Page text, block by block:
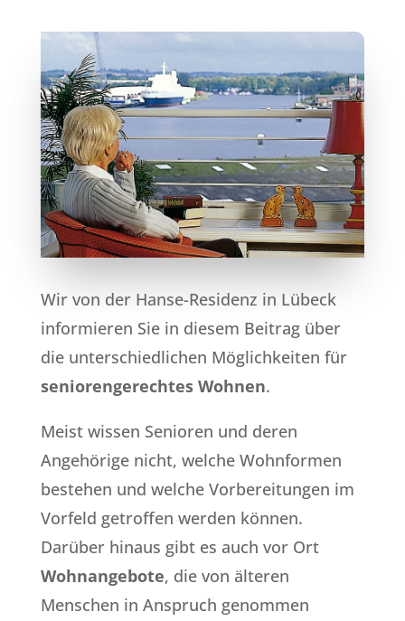
Wir von der Hanse-Residenz in Lübeck
informieren Sie in diesem Beitrag über
die unterschiedlichen Möglichkeiten für
seniorengerechtes Wohnen.
Meist wissen Senioren und deren
Angehörige nicht, welche Wohnformen
bestehen und welche Vorbereitungen im
Vorfeld getroffen werden können.
Darüber hinaus gibt es auch vor Ort
Wohnangebote, die von älteren
Menschen in Anspruch genommen